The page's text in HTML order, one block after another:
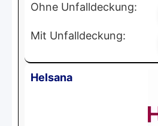
Ohne Unfalldeckung:
Mit Unfalldeckung:
Helsana